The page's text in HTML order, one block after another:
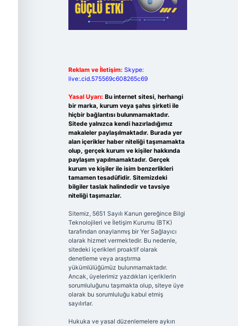
Reklam ve İletişim: Skype:
live:.cid.575569c608265c69
Yasal Uyarı: Bu internet sitesi, herhangi
bir marka, kurum veya şahıs şirketi ile
hiçbir bağlantısı bulunmamaktadır.
Sitede yalnızca kendi hazırladığımız
makaleler paylaşılmaktadır. Burada yer
alan içerikler haber niteliği taşımamakta
olup, gerçek kurum ve kişiler hakkında
paylaşım yapılmamaktadır. Gerçek
kurum ve kişiler ile isim benzerlikleri
tamamen tesadüfidir. Sitemizdeki
bilgiler taslak halindedir ve tavsiye
niteliği taşımazlar.
Sitemiz, 5651 Sayılı Kanun gereğince Bilgi
Teknolojileri ve İletişim Kurumu (BTK)
tarafından onaylanmış bir Yer Sağlayıcı
olarak hizmet vermektedir. Bu nedenle,
sitedeki içerikleri proaktif olarak
denetleme veya araştırma
yükümlülüğümüz bulunmamaktadır.
Ancak, üyelerimiz yazdıkları içeriklerin
sorumluluğunu taşımakta olup, siteye üye
olarak bu sorumluluğu kabul etmiş
sayılırlar.
Hukuka ve yasal düzenlemelere aykırı